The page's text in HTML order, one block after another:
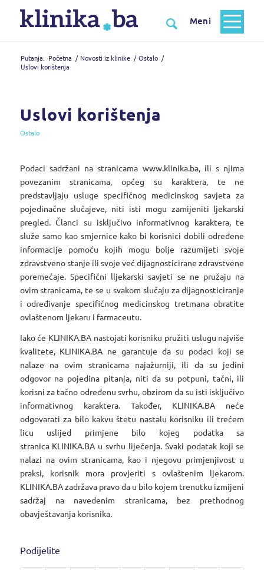
Putanja: Početna / Novosti iz klinike / Ostalo /
Uslovi korištenja
Uslovi korištenja
Ostalo
Podaci sadržani na stranicama www.klinika.ba, ili s njima
povezanim stranicama, općeg su karaktera, te ne
predstavljaju usluge specifičnog medicinskog savjeta za
pojedinačne slučajeve, niti isti mogu zamijeniti ljekarski
pregled. Članci su isključivo informativnog karaktera, te
služe samo kao smjernice kako bi korisnici dobili određene
informacije pomoću kojih mogu bolje razumijeti svoje
zdravstveno stanje ili svoje već dijagnosticirane zdravstvene
poremećaje. Specifični lljekarski savjeti se ne pružaju na
ovim stranicama, te se u svakom slučaju za dijagnosticiranje
i određivanje specifičnog medicinskog tretmana obratite
ovlaštenom ljekaru i farmaceutu.
Iako će KLINIKA.BA nastojati korisniku pružiti uslugu najviše
kvalitete, KLINIKA.BA ne garantuje da su podaci koji se
nalaze na ovim stranicama najažurniji, ili da su jedini
odgovor na pojedina pitanja, niti da su potpuni, tačni, ili
korisni za tačno određenu svrhu, obzirom da su isti isključivo
informativnog karaktera. Također, KLINIKA.BA neće
odgovarati za bilo kakvu štetu nastalu korisniku ili trećem
licu uslijed primjene bilo kojeg podatka sa
stranica KLINIKA.BA u svrhu liječenja. Svaki podatak koji se
nalazi na ovim stranicama, kao i njegovu primjenjivost u
praksi, korisnik mora provjeriti s ovlaštenim ljekarom.
KLINIKA.BA zadržava pravo da u bilo kojem trenutku izmijeni
sadržaj na navedenim stranicama, bez prethodnog
obavještavanja korisnika.
Podijelite